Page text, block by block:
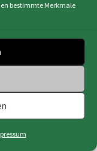
bestimmte Merkmale
Richtlinie